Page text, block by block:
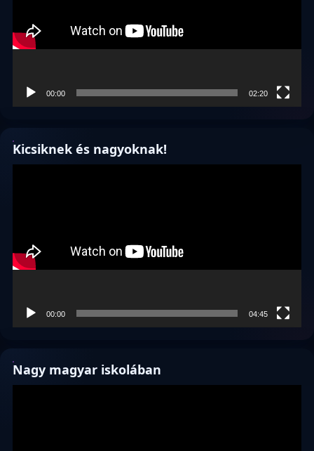
00:00 02:20
Kicsiknek és nagyoknak!
00:00 04:45
Nagy magyar iskolában